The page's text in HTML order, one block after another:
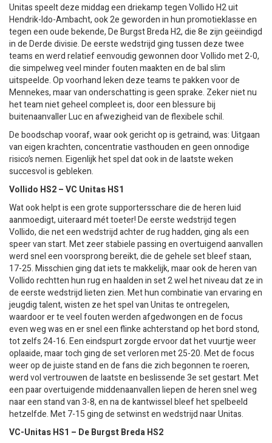
Unitas speelt deze middag een driekamp tegen Vollido H2 uit
Hendrik-Ido-Ambacht, ook 2e geworden in hun promotieklasse en
tegen een oude bekende, De Burgst Breda H2, die 8e zijn geëindigd
in de Derde divisie. De eerste wedstrijd ging tussen deze twee
teams en werd relatief eenvoudig gewonnen door Vollido met 2-0,
die simpelweg veel minder fouten maakten en de bal slim
uitspeelde. Op voorhand leken deze teams te pakken voor de
Mennekes, maar van onderschatting is geen sprake. Zeker niet nu
het team niet geheel compleet is, door een blessure bij
buitenaanvaller Luc en afwezigheid van de flexibele schil.
De boodschap vooraf, waar ook gericht op is getraind, was: Uitgaan
van eigen krachten, concentratie vasthouden en geen onnodige
risico’s nemen. Eigenlijk het spel dat ook in de laatste weken
succesvol is gebleken.
Vollido HS2 – VC Unitas HS1
Wat ook helpt is een grote supportersschare die de heren luid
aanmoedigt, uiteraard mét toeter! De eerste wedstrijd tegen
Vollido, die net een wedstrijd achter de rug hadden, ging als een
speer van start. Met zeer stabiele passing en overtuigend aanvallen
werd snel een voorsprong bereikt, die de gehele set bleef staan,
17-25. Misschien ging dat iets te makkelijk, maar ook de heren van
Vollido rechtten hun rug en haalden in set 2 wel het niveau dat ze in
de eerste wedstrijd lieten zien. Met hun combinatie van ervaring en
jeugdig talent, wisten ze het spel van Unitas te ontregelen,
waardoor er te veel fouten werden afgedwongen en de focus
even weg was en er snel een flinke achterstand op het bord stond,
tot zelfs 24-16. Een eindspurt zorgde ervoor dat het vuurtje weer
oplaaide, maar toch ging de set verloren met 25-20. Met de focus
weer op de juiste stand en de fans die zich begonnen te roeren,
werd vol vertrouwen de laatste en beslissende 3e set gestart. Met
een paar overtuigende middenaanvallen liepen de heren snel weg
naar een stand van 3-8, en na de kantwissel bleef het spelbeeld
hetzelfde. Met 7-15 ging de setwinst en wedstrijd naar Unitas.
VC-Unitas HS1 – De Burgst Breda HS2